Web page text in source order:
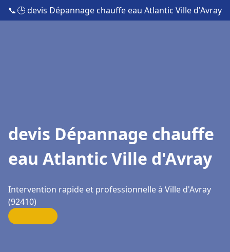
📞🕒 devis Dépannage chauffe eau Atlantic Ville d'Avray
devis Dépannage chauffe
eau Atlantic Ville d'Avray
Intervention rapide et professionnelle à Ville d'Avray
(92410)